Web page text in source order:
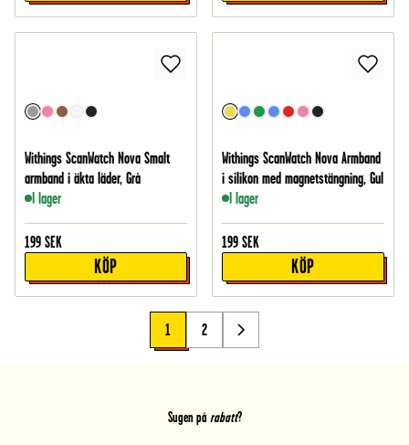
Withings ScanWatch Nova Smalt
armband i äkta läder, Grå
I lager
199 SEK
KÖP
Withings ScanWatch Nova Armband
i silikon med magnetstängning, Gul
I lager
199 SEK
KÖP
1 2
Sugen på rabatt?